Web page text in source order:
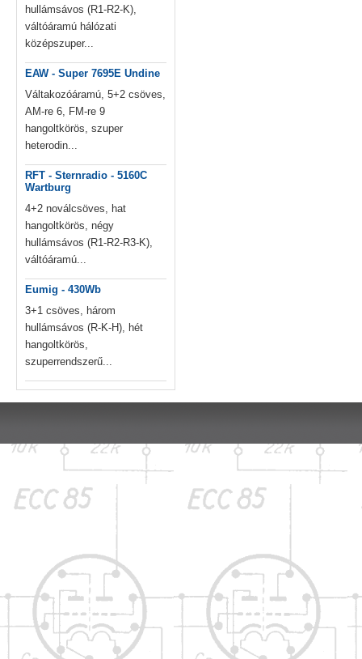
hullámsávos (R1-R2-K),
váltóáramú hálózati
középszuper...
EAW - Super 7695E Undine
Váltakozóáramú, 5+2 csöves,
AM-re 6, FM-re 9
hangoltkörös, szuper
heterodin...
RFT - Sternradio - 5160C
Wartburg
4+2 noválcsöves, hat
hangoltkörös, négy
hullámsávos (R1-R2-R3-K),
váltóáramú...
Eumig - 430Wb
3+1 csöves, három
hullámsávos (R-K-H), hét
hangoltkörös,
szuperrendszerű...